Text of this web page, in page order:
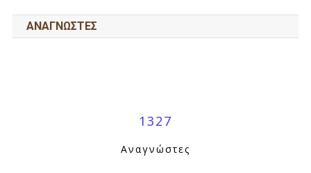
ΑΝΑΓΝΩΣΤΕΣ
1327
Αναγνώστες